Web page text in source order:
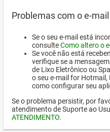
Problemas com o e-mail
Se o seu e-mail está
consulteComo altero o
Se você não está
verifique se a
de Lixo Eletrônico ou
o seu e-mail for
como configurar seu
Se o problema persistir, por
atendimento de Suporte ao
ATENDIMENTO.